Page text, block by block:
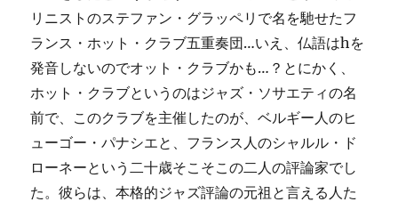
リニストのステファン・グラッペリで名を馳せたフ
ランス・ホット・クラブ五重奏団…いえ、仏語はhを
発音しないのでオット・クラブかも…？とにかく、
ホット・クラブというのはジャズ・ソサエティの名
前で、このクラブを主催したのが、ベルギー人のヒ
ューゴー・パナシエと、フランス人のシャルル・ド
ローネーという二十歳そこそこの二人の評論家でし
た。彼らは、本格的ジャズ評論の元祖と言える人た